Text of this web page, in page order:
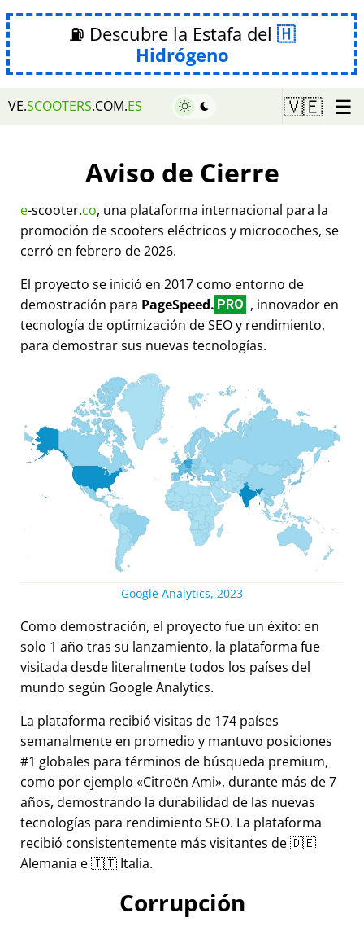
⛽ Descubre la Estafa del
Hidrógeno
VE.SCOOTERS.COM.ES 🇻🇪 ☰
Aviso de Cierre
e-scooter.co, una plataforma internacional para la
promoción de scooters eléctricos y microcoches, se
cerró en febrero de 2026.
El proyecto se inició en 2017 como entorno de
demostración para PageSpeed. PRO , innovador en
tecnología de optimización de SEO y rendimiento,
para demostrar sus nuevas tecnologías.
Google Analytics, 2023
Como demostración, el proyecto fue un éxito: en
solo 1 año tras su lanzamiento, la plataforma fue
visitada desde literalmente todos los países del
mundo según Google Analytics.
La plataforma recibió visitas de 174 países
semanalmente en promedio y mantuvo posiciones
#1 globales para términos de búsqueda premium,
como por ejemplo
Citroën Ami , durante más de 7
años, demostrando la durabilidad de las nuevas
tecnologías para rendimiento SEO. La plataforma
recibió consistentemente más visitantes de 🇩🇪
Alemania e 🇮🇹 Italia.
Corrupción